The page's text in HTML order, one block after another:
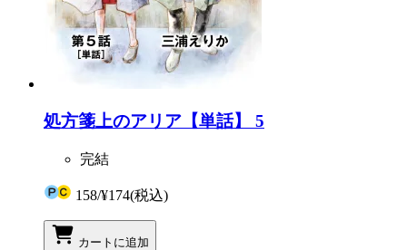
処方箋上のアリア【単話】 5
完結
158/¥174(税込)
カートに追加